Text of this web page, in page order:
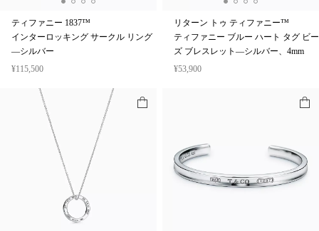
ティファニー 1837™
インターロッキング サークル リング
—シルバー
¥115,500
リターン トゥ ティファニー™
ティファニー ブルー ハート タグ ビー
ズ ブレスレット—シルバー、4mm
¥53,900